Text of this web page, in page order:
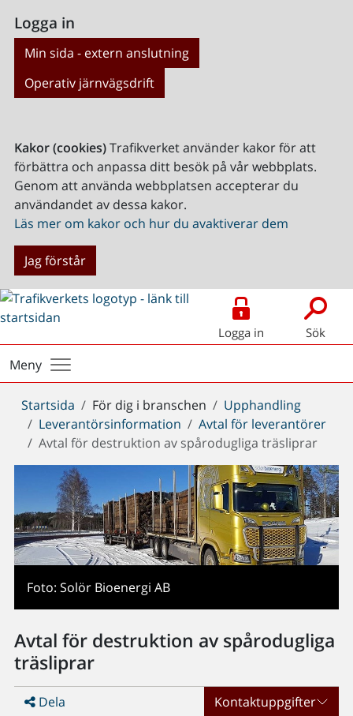
Logga in
Min sida - extern anslutning
Operativ järnvägsdrift
Kakor (cookies)Trafikverket använder kakor för att
förbättra och anpassa ditt besök på vår webbplats.
Genom att använda webbplatsen accepterar du
användandet av dessa kakor.
Läs mer om kakor och hur du avaktiverar dem
Jag förstår
Logga in Sök
Meny
Du
är
här:
Startsida För dig i branschen
Upphandling
Leverantörsinformation
Avtal för leverantörer
Avtal för destruktion av spårodugliga träsliprar
Foto: Solör Bioenergi AB
Avtal för destruktion av spårodugliga
träsliprar
Dela Kontaktuppgifter